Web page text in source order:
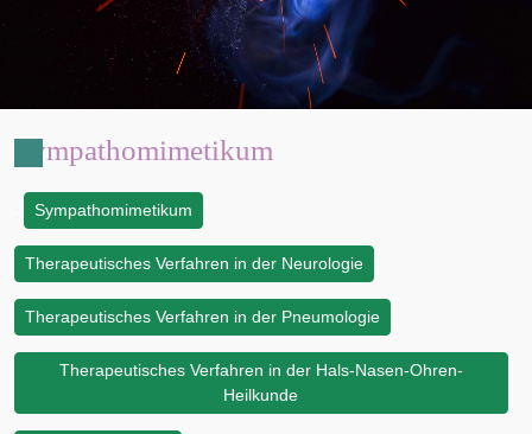
Sympathomimetikum
Sympathomimetikum
Therapeutisches Verfahren in der Neurologie
Therapeutisches Verfahren in der Pneumologie
Therapeutisches Verfahren in der Hals-Nasen-Ohren-
Heilkunde